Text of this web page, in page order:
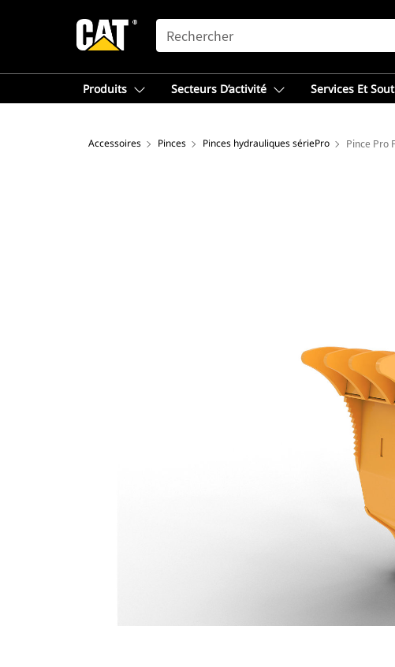
SEARCH
Produits Secteurs D’activité Services Et
Accessoires Pinces Pinces hydrauliques sériePro Pince Pro